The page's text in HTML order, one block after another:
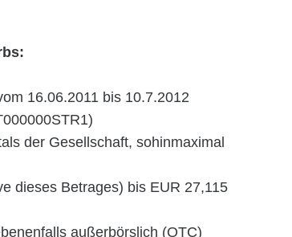
16.06.2011 bis 10.7.2012
der Gesellschaft, sohinmaximal
dieses Betrages) bis EUR 27,115
außerbörslich (OTC)